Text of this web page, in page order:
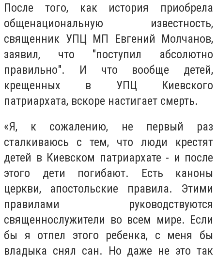
После того, как история приобрела
общенациональную известность,
священник УПЦ МП Евгений Молчанов,
заявил, что "поступил абсолютно
правильно". И что вообще детей,
крещенных в УПЦ Киевского
патриархата, вскоре настигает смерть.
«Я, к сожалению, не первый раз
сталкиваюсь с тем, что люди крестят
детей в Киевском патриархате - и после
этого дети погибают. Есть каноны
церкви, апостольские правила. Этими
правилами руководствуются
священнослужители во всем мире. Если
бы я отпел этого ребенка, с меня бы
владыка снял сан. Но даже не это так